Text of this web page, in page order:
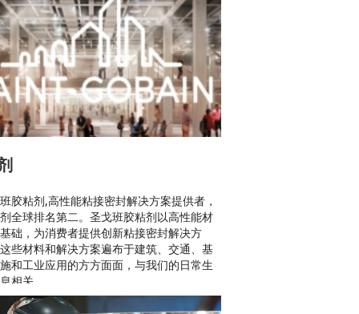
胶粘剂,高性能粘接密封解决方案提供者，
全球排名第二。圣戈班胶粘剂以高性能材
础，为消费者提供创新粘接密封解决方
些材料和解决方案遍布于建筑、交通、基
和工业应用的方方面面，与我们的日常生
相关。